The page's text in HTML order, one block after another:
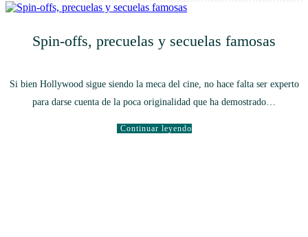
Spin-offs, precuelas y secuelas famosas
Si bien Hollywood sigue siendo la meca del cine, no hace falta ser experto
para darse cuenta de la poca originalidad que ha demostrado…
Continuar leyendo